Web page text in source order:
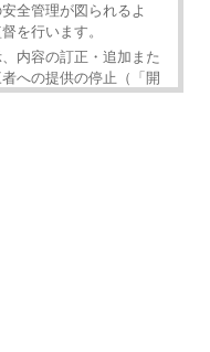
全管理が図られるよ
を行います。
内容の訂正・追加また
への提供の停止（「開
ます。
情及び相談窓口」で受
おります。ただし、正